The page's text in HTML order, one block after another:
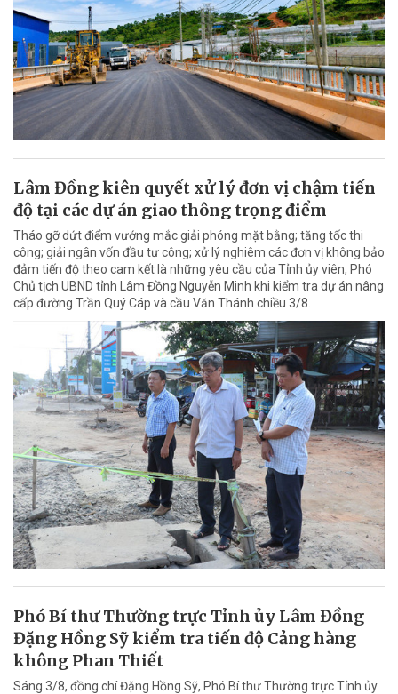
Lâm Đồng kiên quyết xử lý đơn vị chậm tiến
độ tại các dự án giao thông trọng điểm
Tháo gỡ dứt điểm vướng mắc giải phóng mặt bằng; tăng tốc thi
công; giải ngân vốn đầu tư công; xử lý nghiêm các đơn vị không bảo
đảm tiến độ theo cam kết là những yêu cầu của Tỉnh ủy viên, Phó
Chủ tịch UBND tỉnh Lâm Đồng Nguyễn Minh khi kiểm tra dự án nâng
cấp đường Trần Quý Cáp và cầu Văn Thánh chiều 3/8.
Phó Bí thư Thường trực Tỉnh ủy Lâm Đồng
Đặng Hồng Sỹ kiểm tra tiến độ Cảng hàng
không Phan Thiết
Sáng 3/8, đồng chí Đặng Hồng Sỹ, Phó Bí thư Thường trực Tỉnh ủy